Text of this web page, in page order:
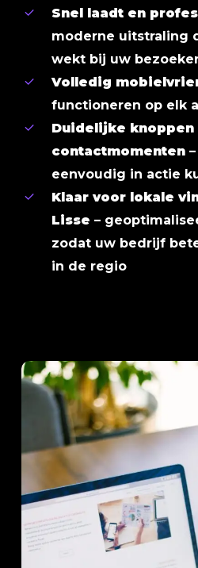
Snel laadt en
moderne uitstraling
wekt bij uw
Volledig
functioneren op elk
Duidelijke knoppen
contactmomenten–
eenvoudig in actie
Klaar voor lokale
Lisse –
zodat uw bedrijf
in de regio